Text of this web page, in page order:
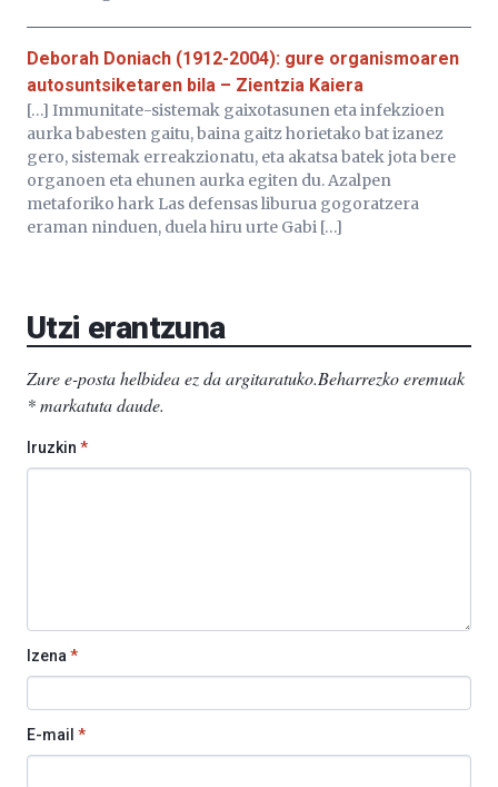
Deborah Doniach (1912-2004): gure organismoaren
autosuntsiketaren bila – Zientzia Kaiera
[…] Immunitate-sistemak gaixotasunen eta infekzioen
aurka babesten gaitu, baina gaitz horietako bat izanez
gero, sistemak erreakzionatu, eta akatsa batek jota bere
organoen eta ehunen aurka egiten du. Azalpen
metaforiko hark Las defensas liburua gogoratzera
eraman ninduen, duela hiru urte Gabi […]
Utzi erantzuna
Zure e-posta helbidea ez da argitaratuko.Beharrezko eremuak
*markatuta daude.
Iruzkin *
Izena *
E-mail *